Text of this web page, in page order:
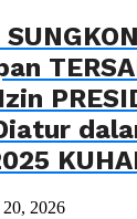
2026